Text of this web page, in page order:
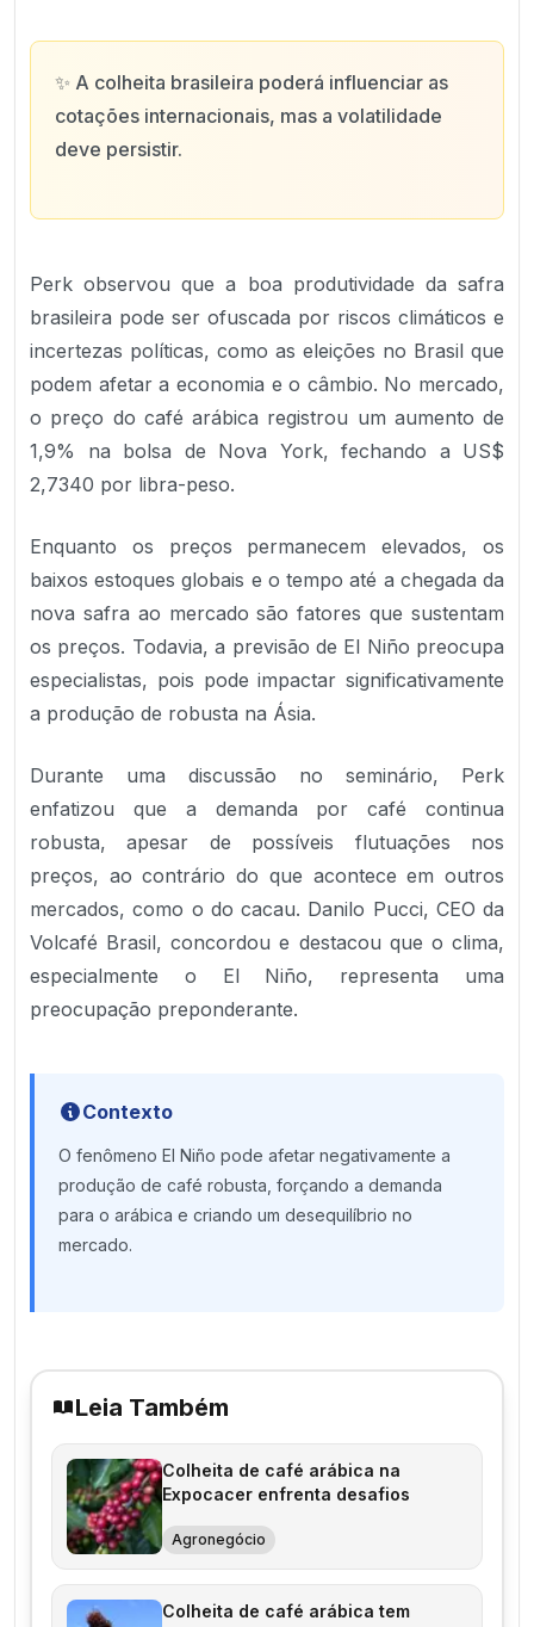
✨ A colheita brasileira poderá influenciar as
cotações internacionais, mas a volatilidade
deve persistir.
Perk observou que a boa produtividade da safra
brasileira pode ser ofuscada por riscos climáticos e
incertezas políticas, como as eleições no Brasil que
podem afetar a economia e o câmbio. No mercado,
o preço do café arábica registrou um aumento de
1,9% na bolsa de Nova York, fechando a US$
2,7340 por libra-peso.
Enquanto os preços permanecem elevados, os
baixos estoques globais e o tempo até a chegada da
nova safra ao mercado são fatores que sustentam
os preços. Todavia, a previsão de El Niño preocupa
especialistas, pois pode impactar significativamente
a produção de robusta na Ásia.
Durante uma discussão no seminário, Perk
enfatizou que a demanda por café continua
robusta, apesar de possíveis flutuações nos
preços, ao contrário do que acontece em outros
mercados, como o do cacau. Danilo Pucci, CEO da
Volcafé Brasil, concordou e destacou que o clima,
especialmente o El Niño, representa uma
preocupação preponderante.
Contexto
O fenômeno El Niño pode afetar negativamente a
produção de café robusta, forçando a demanda
para o arábica e criando um desequilíbrio no
mercado.
Leia Também
Colheita de café arábica na
Expocacer enfrenta desafios
Agronegócio
Colheita de café arábica tem